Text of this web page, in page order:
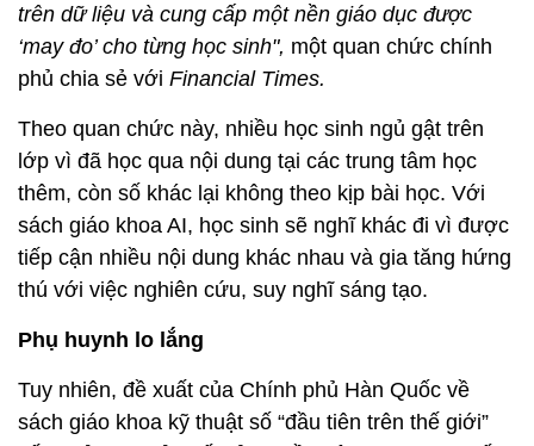
trên dữ liệu và cung cấp một nền giáo dục được
‘may đo’ cho từng học sinh", một quan chức chính
phủ chia sẻ với Financial Times.
Theo quan chức này, nhiều học sinh ngủ gật trên
lớp vì đã học qua nội dung tại các trung tâm học
thêm, còn số khác lại không theo kịp bài học. Với
sách giáo khoa AI, học sinh sẽ nghĩ khác đi vì được
tiếp cận nhiều nội dung khác nhau và gia tăng hứng
thú với việc nghiên cứu, suy nghĩ sáng tạo.
Phụ huynh lo lắng
Tuy nhiên, đề xuất của Chính phủ Hàn Quốc về
sách giáo khoa kỹ thuật số “đầu tiên trên thế giới”